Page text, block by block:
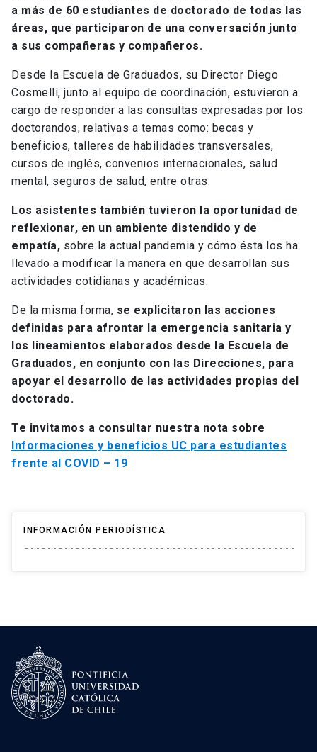
a más de 60 estudiantes de doctorado de todas las
áreas, que participaron de una conversación junto
a sus compañeras y compañeros.
Desde la Escuela de Graduados, su Director Diego
Cosmelli, junto al equipo de coordinación, estuvieron a
cargo de responder a las consultas expresadas por los
doctorandos, relativas a temas como: becas y
beneficios, talleres de habilidades transversales,
cursos de inglés, convenios internacionales, salud
mental, seguros de salud, entre otras.
Los asistentes también tuvieron la oportunidad de
reflexionar, en un ambiente distendido y de
empatía, sobre la actual pandemia y cómo ésta los ha
llevado a modificar la manera en que desarrollan sus
actividades cotidianas y académicas.
De la misma forma, se explicitaron las acciones
definidas para afrontar la emergencia sanitaria y
los lineamientos elaborados desde la Escuela de
Graduados, en conjunto con las Direcciones, para
apoyar el desarrollo de las actividades propias del
doctorado.
Te invitamos a consultar nuestra nota sobre
Informaciones y beneficios UC para estudiantes
frente al COVID – 19
INFORMACIÓN PERIODÍSTICA